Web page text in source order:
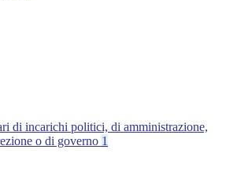
di incarichi politici, di amministrazione,
o di governo 1